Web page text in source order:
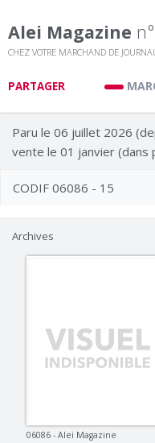
Alei Magazine
CHEZ VOTRE MARCHAND DE
PARTAGER
Paru le 06 juillet 2026
vente le 01 janvier (dans
CODIF 06086 - 15
Archives
06086 - Alei Magazine